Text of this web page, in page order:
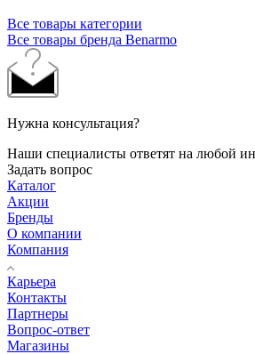
Все товары категории
Все товары бренда Benarmo
Нужна консультация?
Наши специалисты ответят на любой
Задать вопрос
Каталог
Акции
Бренды
О компании
Компания
Карьера
Контакты
Партнеры
Вопрос-ответ
Магазины